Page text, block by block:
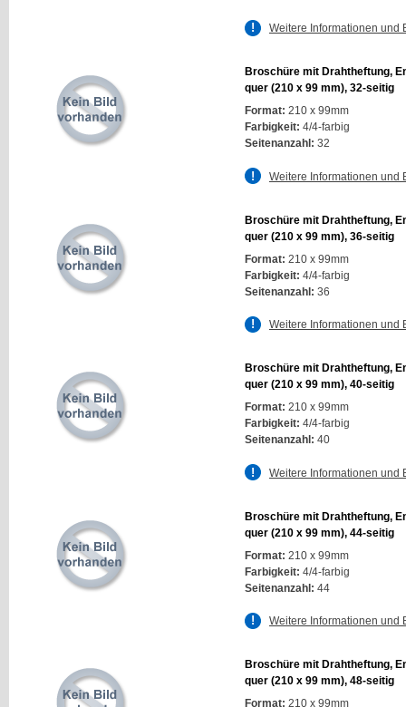
Weitere Informationen und
Broschüre mit Drahtheftung,
quer (210 x 99 mm), 32-seitig
Format: 210 x 99mm
Farbigkeit: 4/4-farbig
Seitenanzahl: 32
Weitere Informationen und
Broschüre mit Drahtheftung,
quer (210 x 99 mm), 36-seitig
Format: 210 x 99mm
Farbigkeit: 4/4-farbig
Seitenanzahl: 36
Weitere Informationen und
Broschüre mit Drahtheftung,
quer (210 x 99 mm), 40-seitig
Format: 210 x 99mm
Farbigkeit: 4/4-farbig
Seitenanzahl: 40
Weitere Informationen und
Broschüre mit Drahtheftung,
quer (210 x 99 mm), 44-seitig
Format: 210 x 99mm
Farbigkeit: 4/4-farbig
Seitenanzahl: 44
Weitere Informationen und
Broschüre mit Drahtheftung,
quer (210 x 99 mm), 48-seitig
Format: 210 x 99mm